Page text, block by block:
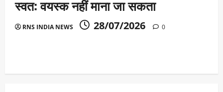
स्वत: वयस्क नहीं माना जा सकता
RNS INDIA NEWS 28/07/2026 0